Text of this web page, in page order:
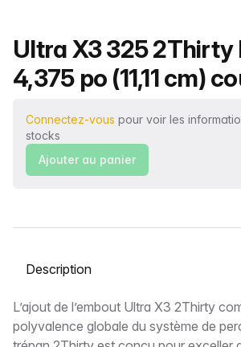
Nom du produit
Ultra X3 325
4,375 po (11,11 cm)
Connectez-vous pour voir les
stocks
Ajouter au panier
Sélectionnez un onglet
Description
L’ajout de l’embout Ultra X3 2Thirty
polyvalence globale du système de